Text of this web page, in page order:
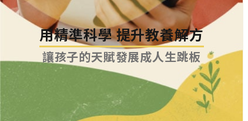
用精準科學提升教養解方
讓孩子的天賦發展成人生跳板